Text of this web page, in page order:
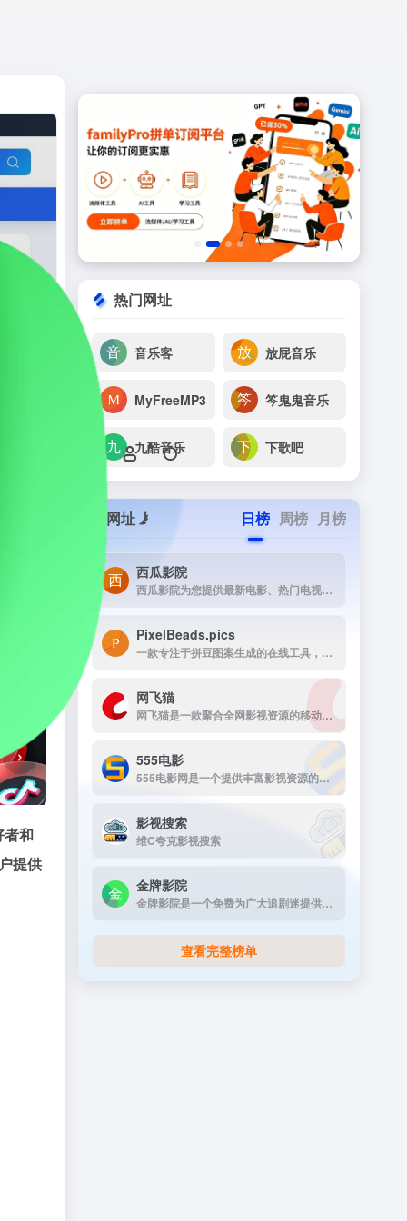
›
者和
提供
热门网址
音乐客 放屁音乐
MyFreeMP3 笒鬼鬼音乐
九酷音乐 下歌吧
网址 日榜 周榜 月榜
西瓜影院
西瓜影院为您提供最新电影、热门电视剧、综艺动漫免费在线观看，高清流畅无广告，海量片源每日更新，打造极致观影体验。
PixelBeads.pics
一款专注于拼豆图案生成的在线工具，用户只需上传任意照片或图片，即可一键将其像素化为可打印的拼豆图稿。
网飞猫
网飞猫是一款聚合全网影视资源的移动端播放应用，主打免费、高画...
555电影
555电影网是一个提供丰富影视资源的在线观看平台，致力于为用户提供高清、无广告的观影体验。该网站涵盖多种类型的影视内容，包括电影、电视剧、动漫、综艺等，满足不同观众的需求。
影视搜索
维C夸克影视搜索
金牌影院
金牌影院是一个免费为广大追剧迷提供在线播放的影视站，涵盖大量免费的VIP电视剧资源、最新上映大片、好看的综艺节目及动漫视频，是一个播放速度快，资源多的免费影视网站
查看完整榜单